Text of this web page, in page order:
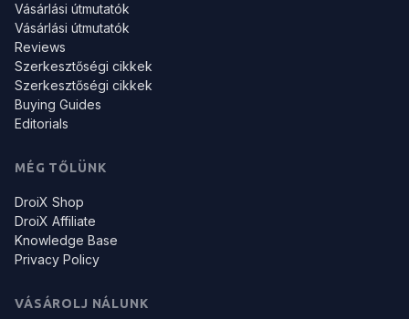
Vásárlási útmutatók
Vásárlási útmutatók
Reviews
Szerkesztőségi cikkek
Szerkesztőségi cikkek
Buying Guides
Editorials
MÉG TŐLÜNK
DroiX Shop
DroiX Affiliate
Knowledge Base
Privacy Policy
VÁSÁROLJ NÁLUNK